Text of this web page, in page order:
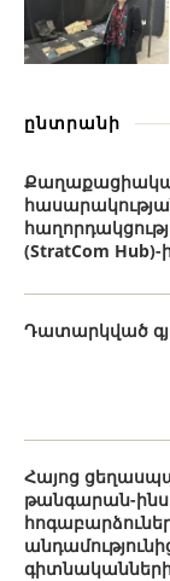
ընտրանի
(StratCom
Դատարկված
Հայոց
թանգարան-